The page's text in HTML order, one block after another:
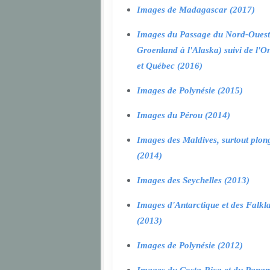
Images de Madagascar (2017)
Images du Passage du Nord-
Groenland à l'Alaska) suivi de
et Québec (2016)
Images de Polynésie (2015)
Images du Pérou (2014)
Images des Maldives, surtout
(2014)
Images des Seychelles (2013)
Images d'Antarctique et des
(2013)
Images de Polynésie (2012)